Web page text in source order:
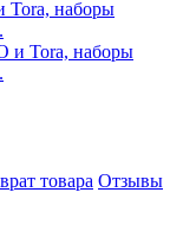
Tora, наборы
товара Отзывы